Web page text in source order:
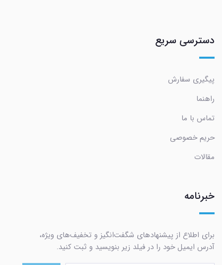
دسترسی سریع
پیگیری سفارش
راهنما
تماس با ما
حریم خصوصی
مقالات
خبرنامه
برای اطلاع از پیشنهادهای شگفت‌انگیز و تخفیف‌های ویژه،
آدرس ایمیل خود را در فیلد زیر بنویسید و ثبت کنید.